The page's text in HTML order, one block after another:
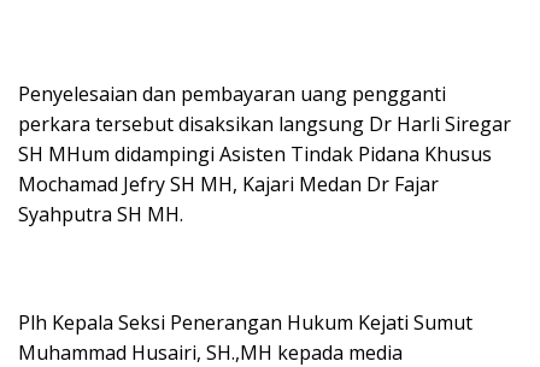
Penyelesaian dan pembayaran uang pengganti
perkara tersebut disaksikan langsung Dr Harli Siregar
SH MHum didampingi Asisten Tindak Pidana Khusus
Mochamad Jefry SH MH, Kajari Medan Dr Fajar
Syahputra SH MH.
Plh Kepala Seksi Penerangan Hukum Kejati Sumut
Muhammad Husairi, SH.,MH kepada media